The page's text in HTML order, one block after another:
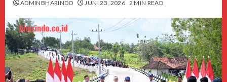
ADMINBHARINDO JUNI 23, 2026 2 MIN READ